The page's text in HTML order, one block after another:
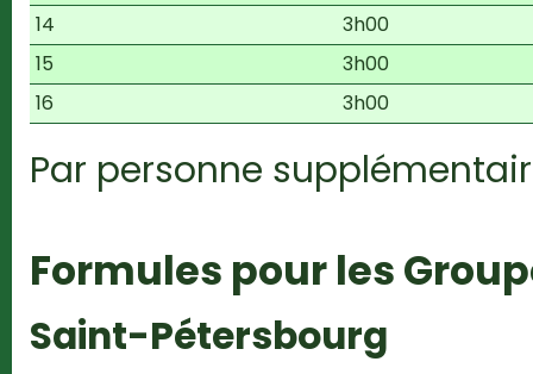
14
3h00
15
3h00
16
3h00
Par personne
Formules pour les
Saint-Pétersbourg